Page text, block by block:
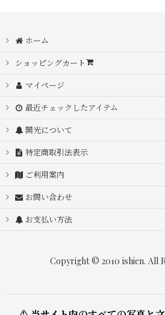
ホーム
ショッピングカート
マイページ
最近チェックしたアイテム
開光について
特定商取引法表示
ご利用案内
お問い合わせ
お支払い方法
Copyright © 2010 ishien. All